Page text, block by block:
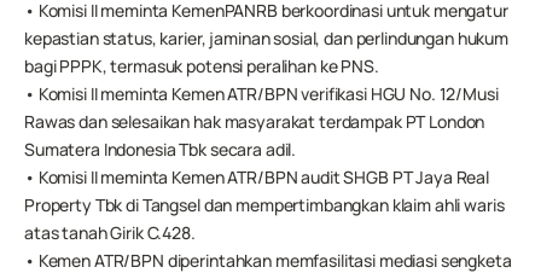
• Komisi II meminta KemenPANRB berkoordinasi untuk mengatur
kepastian status, karier, jaminan sosial, dan perlindungan hukum
bagi PPPK, termasuk potensi peralihan ke PNS.
• Komisi II meminta Kemen ATR/BPN verifikasi HGU No. 12/Musi
Rawas dan selesaikan hak masyarakat terdampak PT London
Sumatera Indonesia Tbk secara adil.
• Komisi II meminta Kemen ATR/BPN audit SHGB PT Jaya Real
Property Tbk di Tangsel dan mempertimbangkan klaim ahli waris
atas tanah Girik C.428.
• Kemen ATR/BPN diperintahkan memfasilitasi mediasi sengketa